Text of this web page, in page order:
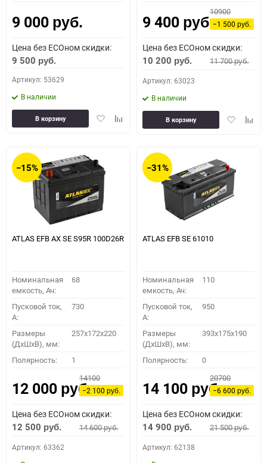
9 000 руб.
Цена без ECOном скидки:
9 500 руб.
Артикул: 53629
В наличии
ДобавитьДобавить
В корзину
9 400 руб.
10900
−1 500руб.
Цена без ECOном скидки:
10 200 руб. 11 700руб.
Артикул: 63023
В наличии
Добавить
В корзину
−15%
ATLAS EFB AX SE S95R 100D26R
Номинальная
емкость, Ач:
68
Пусковой ток,
A:
730
Размеры
(ДхШхВ), мм:
257x172x220
Полярность: 1
12 000 руб.
14100
−2 100руб.
Цена без ECOном скидки:
12 500 руб. 14 600руб.
Артикул: 63362
−31%
ATLAS EFB SE 61010
Номинальная
емкость, Ач:
110
Пусковой ток,
A:
950
Размеры
(ДхШхВ), мм:
393x175x190
Полярность: 0
14 100 руб.
20700
−6 600руб.
Цена без ECOном скидки:
14 900 руб. 21 500руб.
Артикул: 62138